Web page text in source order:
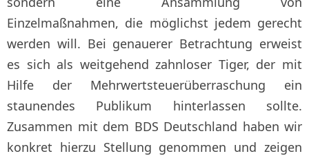
Einzelmaßnahmen, die möglichst jedem gerecht
werden will. Bei genauerer Betrachtung erweist
es sich als weitgehend zahnloser Tiger, der mit
Hilfe der Mehrwertsteuerüberraschung ein
staunendes Publikum hinterlassen sollte.
Zusammen mit dem BDS Deutschland haben wir
konkret hierzu Stellung genommen und zeigen